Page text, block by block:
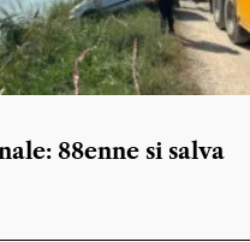
88enne si salva